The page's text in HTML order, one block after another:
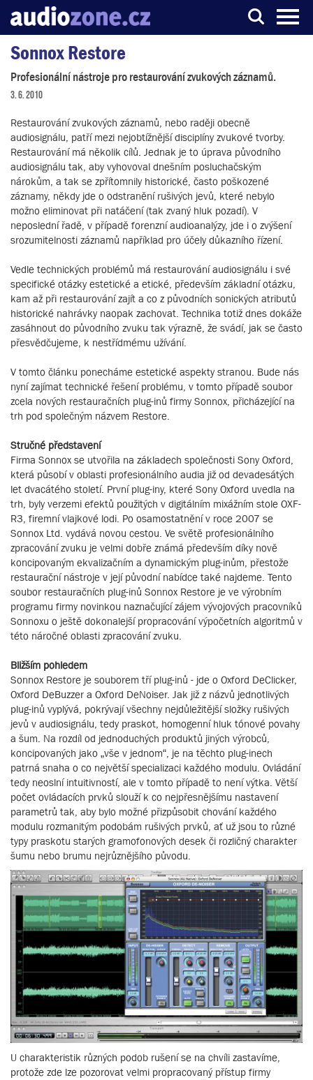
Server o digitálním zpracování zvuku
Sonnox Restore
Profesionální nástroje pro restaurování zvukových záznamů.
3. 6. 2010
Restaurování zvukových záznamů, nebo raději obecně
audiosignálu, patří mezi nejobtížnější disciplíny zvukové tvorby.
Restaurování má několik cílů. Jednak je to úprava původního
audiosignálu tak, aby vyhovoval dnešním posluchačským
nárokům, a tak se zpřítomnily historické, často poškozené
záznamy, někdy jde o odstranění rušivých jevů, které nebylo
možno eliminovat při natáčení (tak zvaný hluk pozadí). V
neposlední řadě, v případě forenzní audioanalýzy, jde i o zvýšení
srozumitelnosti záznamů například pro účely důkazního řízení.
Vedle technických problémů má restaurování audiosignálu i své
specifické otázky estetické a etické, především základní otázku,
kam až při restaurování zajít a co z původních sonických atributů
historické nahrávky naopak zachovat. Technika totiž dnes dokáže
zasáhnout do původního zvuku tak výrazně, že svádí, jak se často
přesvědčujeme, k nestřídmému užívání.
V tomto článku ponecháme estetické aspekty stranou. Bude nás
nyní zajímat technické řešení problému, v tomto případě soubor
zcela nových restauračních plug-inů firmy Sonnox, přicházející na
trh pod společným názvem Restore.
Stručné představení
Firma Sonnox se utvořila na základech společnosti Sony Oxford,
která působí v oblasti profesionálního audia již od devadesátých
let dvacátého století. První plug-iny, které Sony Oxford uvedla na
trh, byly verzemi efektů použitých v digitálním mixážním stole OXF-
R3, firemní vlajkové lodi. Po osamostatnění v roce 2007 se
Sonnox Ltd. vydává novou cestou. Ve světě profesionálního
zpracování zvuku je velmi dobře známá především díky nově
koncipovaným ekvalizačním a dynamickým plug-inům, přestože
restaurační nástroje v její původní nabídce také najdeme. Tento
soubor restauračních plug-inů Sonnox Restore je ve výrobním
programu firmy novinkou naznačující zájem vývojových pracovníků
Sonnoxu o ještě dokonalejší propracování výpočetních algoritmů v
této náročné oblasti zpracování zvuku.
Bližším pohledem
Sonnox Restore je souborem tří plug-inů - jde o Oxford DeClicker,
Oxford DeBuzzer a Oxford DeNoiser. Jak již z názvů jednotlivých
plug-inů vyplývá, pokrývají všechny nejdůležitější složky rušivých
jevů v audiosignálu, tedy praskot, homogenní hluk tónové povahy
a šum. Na rozdíl od jednoduchých produktů jiných výrobců,
koncipovaných jako „vše v jednom“, je na těchto plug-inech
patrná snaha o co největší specializaci každého modulu. Ovládání
tedy neoslní intuitivností, ale v tomto případě to není výtka. Větší
počet ovládacích prvků slouží k co nejpřesnějšímu nastavení
parametrů tak, aby bylo možné přizpůsobit chování každého
modulu rozmanitým podobám rušivých prvků, ať už jsou to různé
typy praskotu starých gramofonových desek či rozličný charakter
šumu nebo brumu nejrůznějšího původu.
U charakteristik různých podob rušení se na chvíli zastavíme,
protože zde lze pozorovat velmi propracovaný přístup firmy